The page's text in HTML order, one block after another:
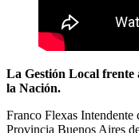
La Gestión Local frente
la Nación.
Franco Flexas Intendente
Provincia Buenos Aires